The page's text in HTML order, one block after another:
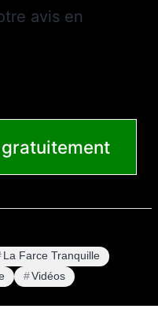
avis en
La Farce Tranquille
Vidéos